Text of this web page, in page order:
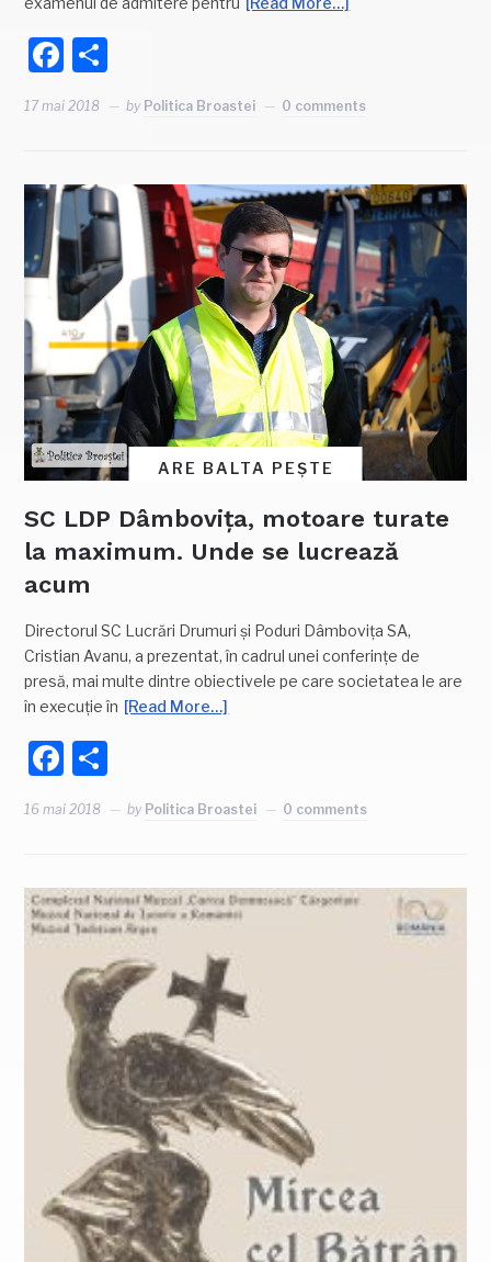
Facebook
17 mai 2018 by Politica Broastei 0 comments
ARE BALTA PEȘTE
SC LDP Dâmbovița, motoare turate
la maximum. Unde se lucrează
acum
Directorul SC Lucrări Drumuri și Poduri Dâmbovița SA,
Cristian Avanu, a prezentat, în cadrul unei conferințe de
presă, mai multe dintre obiectivele pe care societatea le are
în execuție în [Read More…]
Facebook
16 mai 2018 by Politica Broastei 0 comments